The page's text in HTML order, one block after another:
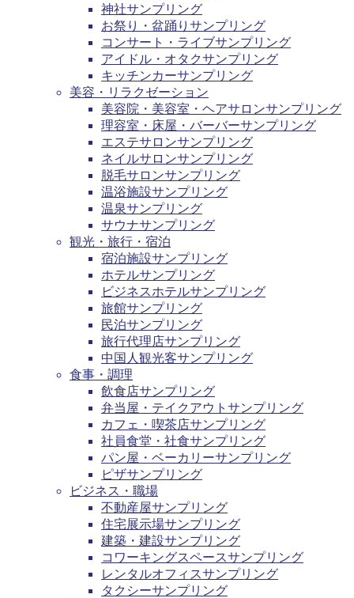
神社サンプリング
お祭り・盆踊りサンプリング
コンサート・ライブサンプリング
アイドル・オタクサンプリング
キッチンカーサンプリング
美容・リラクゼーション
美容院・美容室・ヘアサロンサンプリング
理容室・床屋・バーバーサンプリング
エステサロンサンプリング
ネイルサロンサンプリング
脱毛サロンサンプリング
温浴施設サンプリング
温泉サンプリング
サウナサンプリング
観光・旅行・宿泊
宿泊施設サンプリング
ホテルサンプリング
ビジネスホテルサンプリング
旅館サンプリング
民泊サンプリング
旅行代理店サンプリング
中国人観光客サンプリング
食事・調理
飲食店サンプリング
弁当屋・テイクアウトサンプリング
カフェ・喫茶店サンプリング
社員食堂・社食サンプリング
パン屋・ベーカリーサンプリング
ピザサンプリング
ビジネス・職場
不動産屋サンプリング
住宅展示場サンプリング
建築・建設サンプリング
コワーキングスペースサンプリング
レンタルオフィスサンプリング
タクシーサンプリング